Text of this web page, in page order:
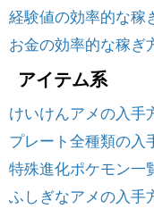
経験値の効率的な稼
お金の効率的な稼ぎ
アイテム系
けいけんアメの入手
プレート全種類の入
特殊進化ポケモン一
ふしぎなアメの入手